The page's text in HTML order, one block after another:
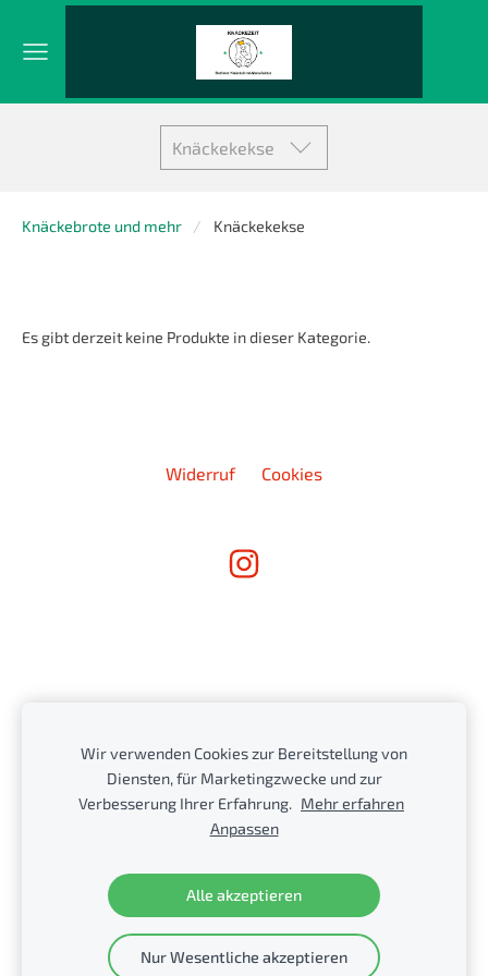
Knäckekekse
Knäckebrote und mehr Knäckekekse
Es gibt derzeit keine Produkte in dieser Kategorie.
Widerruf Cookies
Wir verwenden Cookies zur Bereitstellung von
Diensten, für Marketingzwecke und zur
Verbesserung Ihrer Erfahrung. Mehr erfahren
Anpassen
Alle akzeptieren
Nur Wesentliche akzeptieren